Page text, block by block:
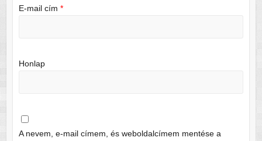
E-mail cím *
Honlap
A nevem, e-mail címem, és weboldalcímem mentése a